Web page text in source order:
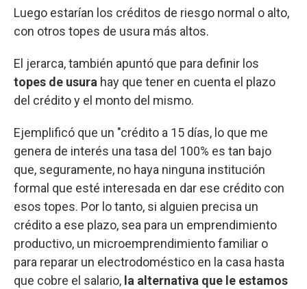
Luego estarían los créditos de riesgo normal o alto,
con otros topes de usura más altos.
El jerarca, también apuntó que para definir los
topes de usura hay que tener en cuenta el plazo
del crédito y el monto del mismo.
Ejemplificó que un "crédito a 15 días, lo que me
genera de interés una tasa del 100% es tan bajo
que, seguramente, no haya ninguna institución
formal que esté interesada en dar ese crédito con
esos topes. Por lo tanto, si alguien precisa un
crédito a ese plazo, sea para un emprendimiento
productivo, un microemprendimiento familiar o
para reparar un electrodoméstico en la casa hasta
que cobre el salario, la alternativa que le estamos